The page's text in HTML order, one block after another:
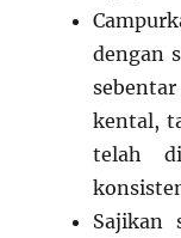
dengan
kental,
telah
Sajikan